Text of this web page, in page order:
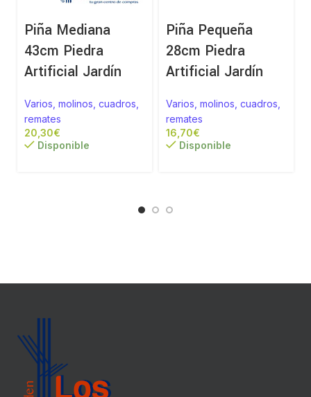
Piña Mediana
43cm Piedra
Artificial Jardín
Varios, molinos, cuadros,
remates
€
Disponible
Piña Pequeña
28cm Piedra
Artificial Jardín
Varios, molinos, cuadros,
remates
€
Disponible